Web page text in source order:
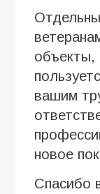
объекты,
вашим
новое
Спасибо